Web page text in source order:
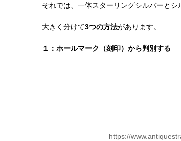
それでは、一体スターリングシルバーと
大きく分けて3つの方法があります。
１：ホールマーク（刻印）から判別する
https://